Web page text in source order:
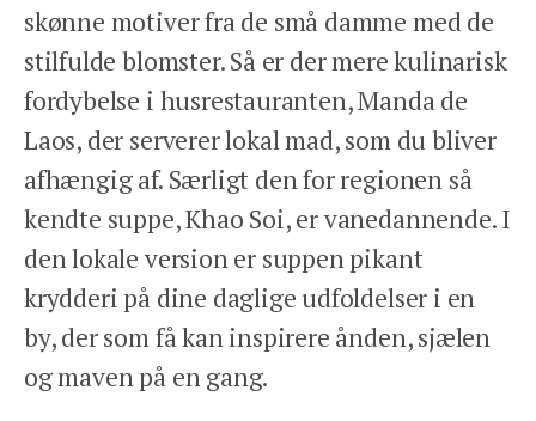
skønne motiver fra de små damme med de
stilfulde blomster. Så er der mere kulinarisk
fordybelse i husrestauranten, Manda de
Laos, der serverer lokal mad, som du bliver
afhængig af. Særligt den for regionen så
kendte suppe, Khao Soi, er vanedannende. I
den lokale version er suppen pikant
krydderi på dine daglige udfoldelser i en
by, der som få kan inspirere ånden, sjælen
og maven på en gang.